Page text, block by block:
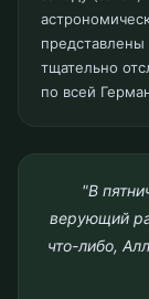
тщательно
по всей
"В
верующий
что-либо,